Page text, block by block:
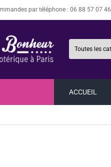
par téléphone : 06 88 57 07 46
ACCUEIL